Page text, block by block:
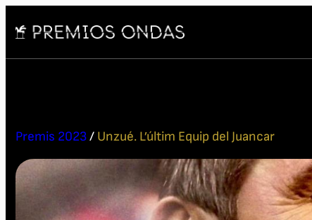
Premis 2023/ Unzué. L’últim Equip del Juancar